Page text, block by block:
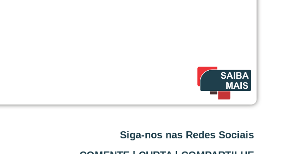
Siga-nos nas Redes Sociais